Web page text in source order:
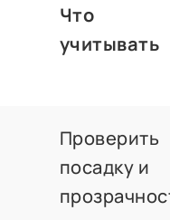
Что
учитывать
Проверить
посадку и